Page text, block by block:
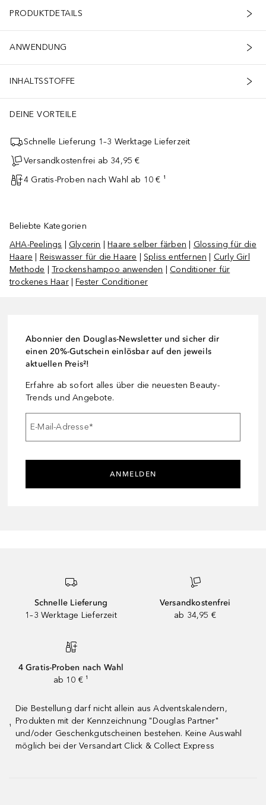
PRODUKTDETAILS
ANWENDUNG
INHALTSSTOFFE
DEINE VORTEILE
Schnelle Lieferung 1–3 Werktage Lieferzeit
Versandkostenfrei ab 34,95 €
4 Gratis-Proben nach Wahl ab 10 € ¹
Beliebte Kategorien
AHA-Peelings
Glycerin |Haare selber färben
Glossing für die
Haare
Reiswasser für die Haare |Spliss entfernen
Curly Girl
Methode |Trockenshampoo anwenden
Conditioner für
trockenes Haar|Fester Conditioner
Abonnier den Douglas-Newsletter und sicher dir
einen 20%-Gutschein einlösbar auf den jeweils
aktuellen Preis²!
Erfahre ab sofort alles über die neuesten Beauty-
Trends und Angebote.
E-Mail-Adresse*
ANMELDEN
Schnelle Lieferung
1–3 Werktage Lieferzeit
Versandkostenfrei
ab 34,95 €
4 Gratis-Proben nach Wahl
ab 10 € ¹
¹
Die Bestellung darf nicht allein aus Adventskalendern,
Produkten mit der Kennzeichnung "Douglas Partner"
und/oder Geschenkgutscheinen bestehen. Keine Auswahl
möglich bei der Versandart Click & Collect Express